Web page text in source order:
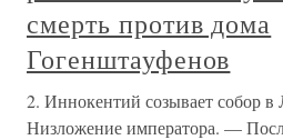
смерть против дома
Гогенштауфенов
2. Иннокентий созывает собор
Низложение императора. —